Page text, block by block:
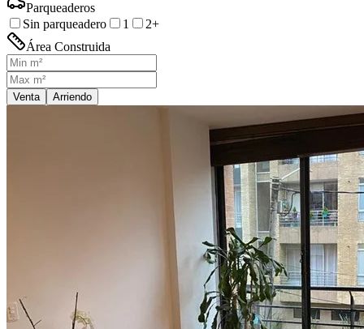
Parqueaderos
Sin parqueadero
1
2+
Área Construida
Venta Arriendo